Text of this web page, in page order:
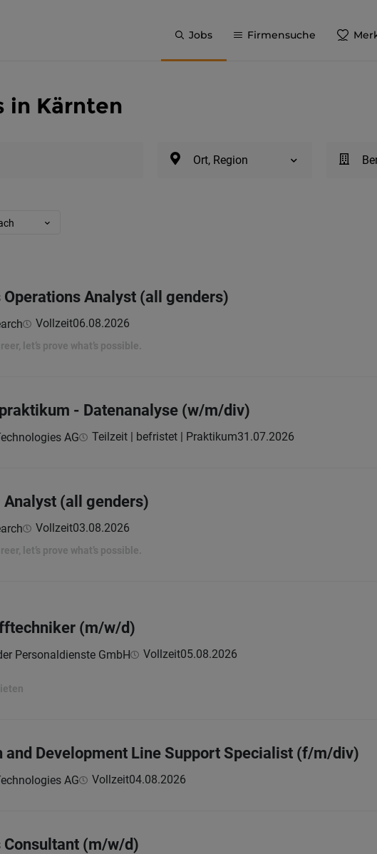
Jobs Firmensuche
in Kärnten
Ort, Region
Operations Analyst (all genders)
Vollzeit06.08.2026
let’s prove what’s possible.
- Datenanalyse (w/m/div)
AG Teilzeit | befristet | Praktikum31.07.2026
Analyst (all genders)
Vollzeit03.08.2026
let’s prove what’s possible.
(m/w/d)
Personaldienste GmbH Vollzeit05.08.2026
and Development Line Support Specialist (f/m/div)
AG Vollzeit04.08.2026
Consultant (m/w/d)